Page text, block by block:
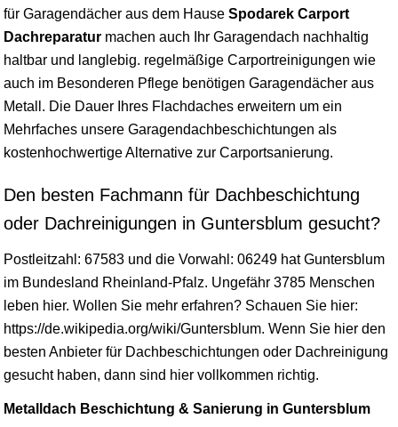
für Garagendächer aus dem Hause Spodarek Carport
Dachreparatur machen auch Ihr Garagendach nachhaltig
haltbar und langlebig. regelmäßige Carportreinigungen wie
auch im Besonderen Pflege benötigen Garagendächer aus
Metall. Die Dauer Ihres Flachdaches erweitern um ein
Mehrfaches unsere Garagendachbeschichtungen als
kostenhochwertige Alternative zur Carportsanierung.
Den besten Fachmann für Dachbeschichtung
oder Dachreinigungen in Guntersblum gesucht?
Postleitzahl: 67583 und die Vorwahl: 06249 hat Guntersblum
im Bundesland Rheinland-Pfalz. Ungefähr 3785 Menschen
leben hier. Wollen Sie mehr erfahren? Schauen Sie hier:
https://de.wikipedia.org/wiki/Guntersblum. Wenn Sie hier den
besten Anbieter für Dachbeschichtungen oder Dachreinigung
gesucht haben, dann sind hier vollkommen richtig.
Metalldach Beschichtung & Sanierung in Guntersblum